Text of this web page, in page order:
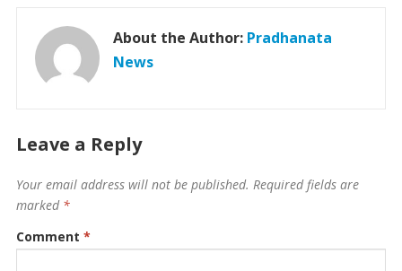
About the Author: Pradhanata
News
Leave a Reply
Your email address will not be published. Required fields are
marked *
Comment *